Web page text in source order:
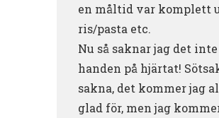
en måltid var komplett
ris/pasta etc.
Nu så saknar jag det inte
handen på hjärtat!
sakna, det kommer jag
glad för, men jag